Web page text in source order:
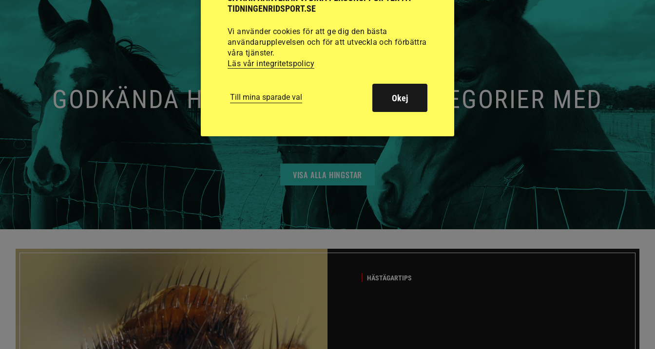
HINGSTAR ONLINE
GODKÄNDA HINGSTAR I FLERA KATEGORIER MED
VISA ALLA HINGSTAR
HÄSTÄGARTIPS
TIDNINGENRIDSPORT.SE
Vi använder cookies för att ge dig den bästa
användarupplevelsen och för att utveckla och förbättra
våra tjänster.
Läs vår integritetspolicy
Till mina sparade val Okej